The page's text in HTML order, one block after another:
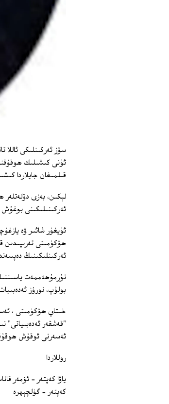
سۆز ئەركىنلىكى ئاللا
ئۇنى كىشىلىك
قىلمىغان جايلاردا
لېكىن، بەزى
ئەركىنىلىكىنى بوغۇش
ئۇيغۇر شائىر ۋە
ھۆكۈمىتى تەرىپىدىن
ئەركىنلىكىنىڭ
بولۇپ، نورۇز
ئەسەرنى ئوقۇش
روللاردا
ياۋا كەپتەر – ئۆمەر
كەپتەر – گۈلچېھرە